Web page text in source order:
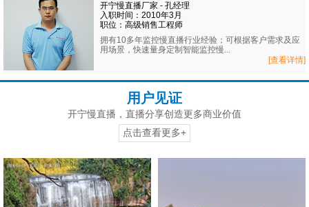
开宁慢直播厂家 - 孔经理
入职时间：2010年3月
职位：高级销售工程师
拥有10多年监控慢直播行业经验；可根据客户需求及应
用场景，快速量身定制智能监控慢...
[查看详情]
用户见证
开宁慢直播，直播分享创造更多商业价值
点击查看更多+